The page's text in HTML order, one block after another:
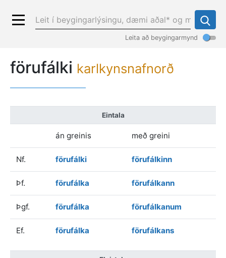
Leita að beygingarmynd
förufálki karlkynsnafnorð
Eintala
án greinis með greini
Nf. förufálki förufálkinn
Þf. förufálka förufálkann
Þgf. förufálka förufálkanum
Ef. förufálka förufálkans